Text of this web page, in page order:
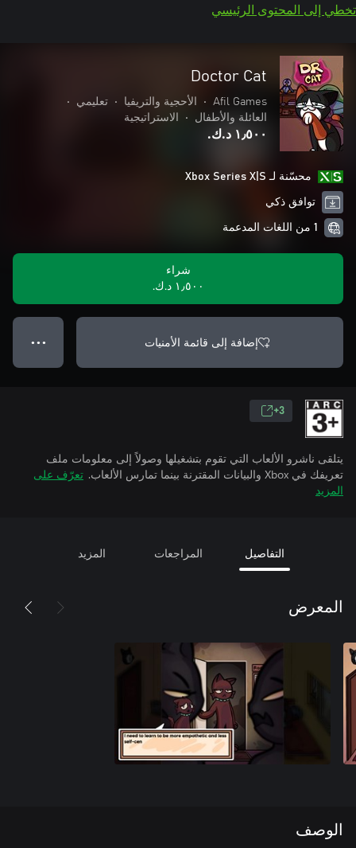
تخطي إلى المحتوى الرئيسي
Doctor Cat
Afil Games
• الأحجية والتريفيا • تعليمي
•
العائلة والأطفال
• الاستراتيجية
١٫٥٠٠ د.ك.‏
محسّنة لـ Xbox Series X|S
توافق ذكي
1 من اللغات المدعمة
شراء
١٫٥٠٠ د.ك.‏
إضافة إلى قائمة الأمنيات ● ● ●
3+
يتلقى ناشرو الألعاب التي تقوم بتشغيلها وصولاً إلى معلومات ملف
تعريفك في Xbox والبيانات المقترنة بينما تمارس الألعاب.
تعرّف على
المزيد
التفاصيل المراجعات المزيد
المعرض
الوصف